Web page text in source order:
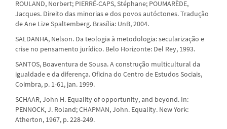
ROULAND, Norbert; PIERRÉ-CAPS, Stéphane; POUMARÈDE,
Jacques. Direito das minorias e dos povos autóctones. Tradução
de Ane Lize Spaltemberg. Brasília: UnB, 2004.
SALDANHA, Nelson. Da teologia à metodologia: secularização e
crise no pensamento jurídico. Belo Horizonte: Del Rey, 1993.
SANTOS, Boaventura de Sousa. A construção multicultural da
igualdade e da diferença. Oficina do Centro de Estudos Sociais,
Coimbra, p. 1-61, jan. 1999.
SCHAAR, John H. Equality of opportunity, and beyond. In:
PENNOCK, J. Roland; CHAPMAN, John. Equality. New York:
Atherton, 1967, p. 228-249.